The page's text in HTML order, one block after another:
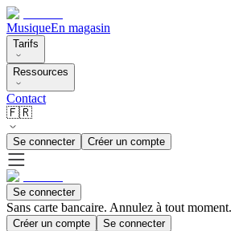
MusiqueEn magasin
Tarifs
Ressources
Contact
🇫🇷
Se connecter Créer un compte
Se connecter
Sans carte bancaire. Annulez à tout moment.
Créer un compte Se connecter